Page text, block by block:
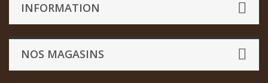
INFORMATION
NOS MAGASINS